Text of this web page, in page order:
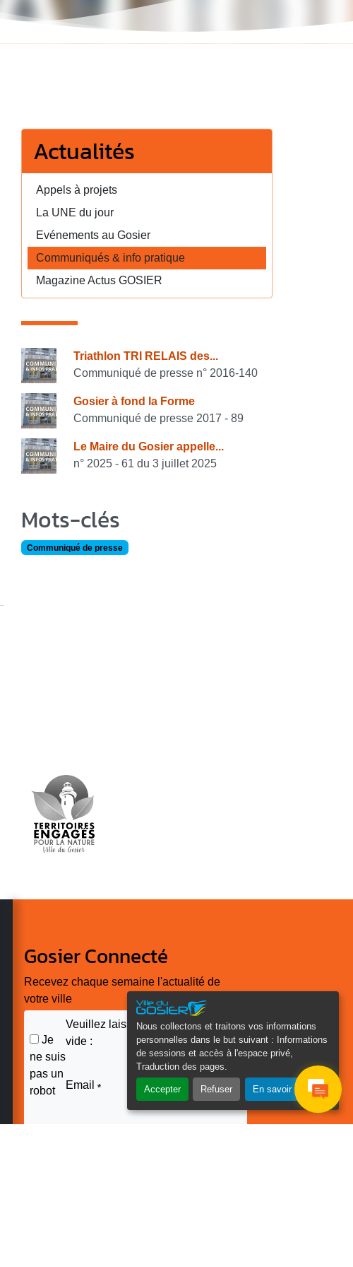
Nous collectons et traitons vos informations
personnelles dans le but suivant :
Informations
de sessions et accès à l'espace privé,
Traduction des pages
Accepter Refuser En savoir plus
Actualités
Appels à projets
La UNE du jour
Evénements au Gosier
Communiqués & info pratique
Magazine Actus GOSIER
Consulter également
Triathlon TRI RELAIS des...
Communiqué de presse n° 2016-140
Gosier à fond la Forme
Communiqué de presse 2017 - 89
Le Maire du Gosier appelle...
n° 2025 - 61 du 3 juillet 2025
Mots-clés
Communiqué de presse
Gosier Connecté
Recevez chaque semaine l'actualité de
votre ville
Je
ne suis
pas un
robot
Veuillez laisser ce champ
vide :
Email *